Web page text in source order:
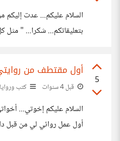
السلام عليكم... عدت إليكم
5
أول مقتطف من
قبل 4 سنوات كتب
السلام عليكم إخوتي...